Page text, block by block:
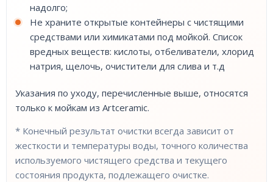
надолго;
Не храните открытые контейнеры с чистящими
средствами или химикатами под мойкой. Список
вредных веществ: кислоты, отбеливатели, хлорид
натрия, щелочь, очистители для слива и т.д
Указания по уходу, перечисленные выше, относятся
только к мойкам из Artceramic.
* Конечный результат очистки всегда зависит от
жесткости и температуры воды, точного количества
используемого чистящего средства и текущего
состояния продукта, подлежащего очистке.